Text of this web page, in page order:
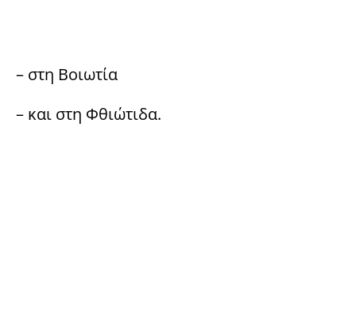
– στη Βοιωτία
– και στη Φθιώτιδα.